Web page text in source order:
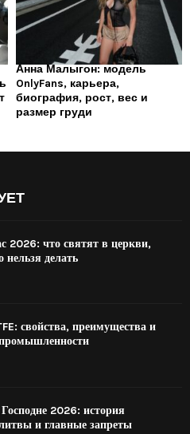
Анна Малыгон: модель
OnlyFans, карьера,
биография, рост, вес и
размер груди
2026: что святят в церкви,
нельзя делать
свойства, преимущества и
2026: история
и главные запреты